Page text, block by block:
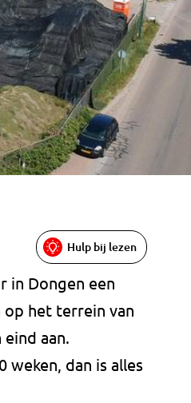
Hulp bij lezen
in Dongen een
het terrein van
aan.
weken, dan is alles